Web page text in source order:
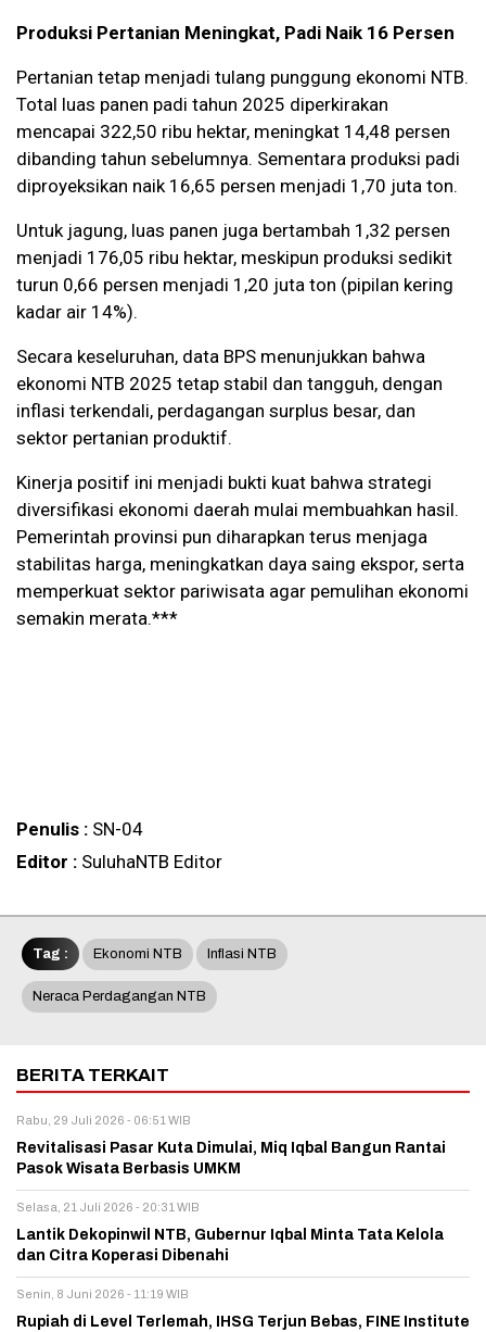
Produksi Pertanian Meningkat, Padi Naik 16 Persen
Pertanian tetap menjadi tulang punggung ekonomi NTB.
Total luas panen padi tahun 2025 diperkirakan
mencapai 322,50 ribu hektar, meningkat 14,48 persen
dibanding tahun sebelumnya. Sementara produksi padi
diproyeksikan naik 16,65 persen menjadi 1,70 juta ton.
Untuk jagung, luas panen juga bertambah 1,32 persen
menjadi 176,05 ribu hektar, meskipun produksi sedikit
turun 0,66 persen menjadi 1,20 juta ton (pipilan kering
kadar air 14%).
Secara keseluruhan, data BPS menunjukkan bahwa
ekonomi NTB 2025 tetap stabil dan tangguh, dengan
inflasi terkendali, perdagangan surplus besar, dan
sektor pertanian produktif.
Kinerja positif ini menjadi bukti kuat bahwa strategi
diversifikasi ekonomi daerah mulai membuahkan hasil.
Pemerintah provinsi pun diharapkan terus menjaga
stabilitas harga, meningkatkan daya saing ekspor, serta
memperkuat sektor pariwisata agar pemulihan ekonomi
semakin merata.***
Penulis : SN-04
Editor : SuluhaNTB Editor
Tag : Ekonomi NTB Inflasi NTB
Neraca Perdagangan NTB
BERITA TERKAIT
Rabu, 29 Juli 2026 - 06:51 WIB
Revitalisasi Pasar Kuta Dimulai, Miq Iqbal Bangun Rantai
Pasok Wisata Berbasis UMKM
Selasa, 21 Juli 2026 - 20:31 WIB
Lantik Dekopinwil NTB, Gubernur Iqbal Minta Tata Kelola
dan Citra Koperasi Dibenahi
Senin, 8 Juni 2026 - 11:19 WIB
Rupiah di Level Terlemah, IHSG Terjun Bebas, FINE Institute